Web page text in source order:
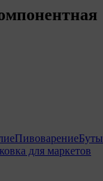
Пивоварение
для маркетов